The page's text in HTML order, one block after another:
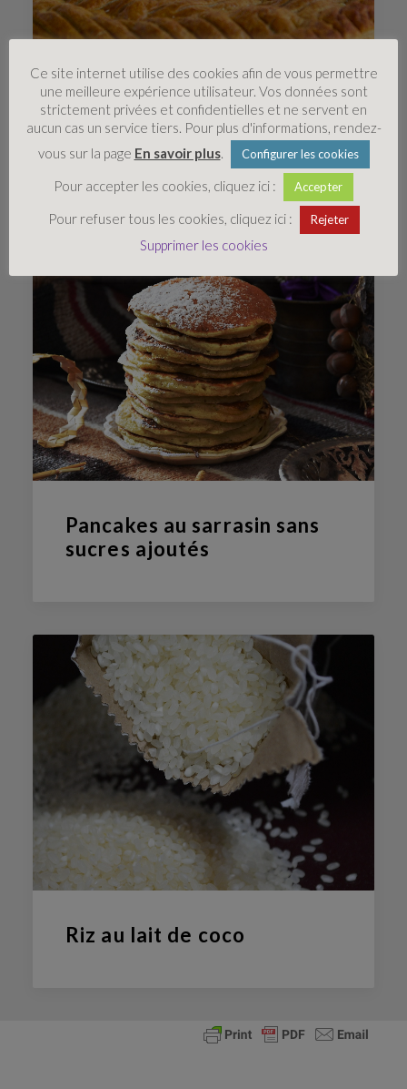
Galette des rois végétale
Pancakes au sarrasin sans
sucres ajoutés
Riz au lait de coco
Ce site internet utilise des cookies afin de vous permettre
une meilleure expérience utilisateur. Vos données sont
strictement privées et confidentielles et ne servent en
aucun cas un service tiers. Pour plus d'informations, rendez-
vous sur la page En savoir plus. Configurer les cookies
Pour accepter les cookies, cliquez ici : Accepter
Pour refuser tous les cookies, cliquez ici : Rejeter
Supprimer les cookies